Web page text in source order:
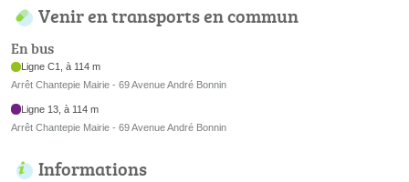
Venir en transports en commun
En bus
Ligne C1, à 114 m
Arrêt Chantepie Mairie - 69 Avenue André Bonnin
Ligne 13, à 114 m
Arrêt Chantepie Mairie - 69 Avenue André Bonnin
Informations